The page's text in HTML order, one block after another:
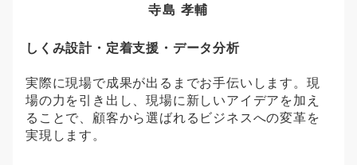
寺島 孝輔
しくみ設計・定着支援・データ分析
実際に現場で成果が出るまでお手伝いします。現
場の力を引き出し、現場に新しいアイデアを加え
ることで、顧客から選ばれるビジネスへの変革を
実現します。